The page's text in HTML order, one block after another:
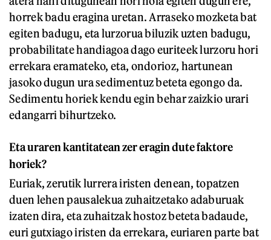
horrek badu eragina uretan. Arraseko mozketa bat
egiten badugu, eta lurzorua biluzik uzten badugu,
probabilitate handiagoa dago euriteek lurzoru hori
errekara eramateko, eta, ondorioz, hartunean
jasoko dugun ura sedimentuz beteta egongo da.
Sedimentu horiek kendu egin behar zaizkio urari
edangarri bihurtzeko.
Eta uraren kantitatean zer eragin dute faktore
horiek?
Euriak, zerutik lurrera iristen denean, topatzen
duen lehen pausalekua zuhaitzetako adaburuak
izaten dira, eta zuhaitzak hostoz beteta badaude,
euri gutxiago iristen da errekara, euriaren parte bat